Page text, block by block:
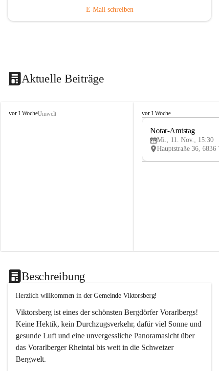
E-Mail schreiben
Aktuelle Beiträge
V
vor 1 WocheUmwelt
V
vor 1 Woche
Notar-Amtstag
Mi., 11. Nov., 15:30
Beschreibung
Herzlich willkommen in der Gemeinde Viktorsberg!
Viktorsberg ist eines der schönsten Bergdörfer Vorarlbergs!
Keine Hektik, kein Durchzugsverkehr, dafür viel Sonne und
gesunde Luft und eine unvergessliche Panoramasicht über
das Vorarlberger Rheintal bis weit in die Schweizer
Bergwelt.